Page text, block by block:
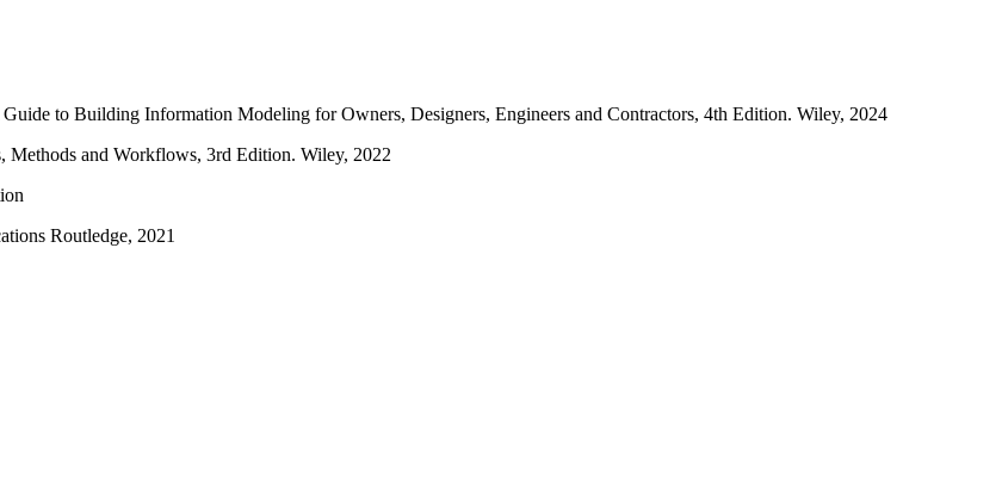
to Building Information Modeling for Owners, Designers, Engineers and Contractors, 4th Edition. Wiley, 2024
and Workflows, 3rd Edition. Wiley, 2022
Routledge, 2021